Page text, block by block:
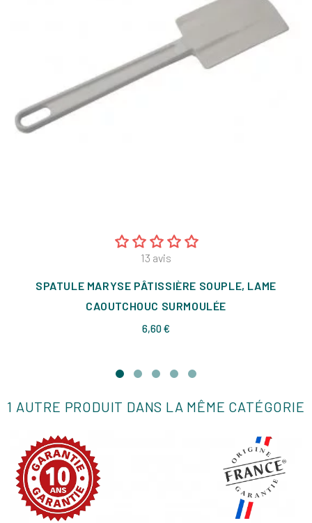
13 avis
SPATULE MARYSE PÂTISSIÈRE SOUPLE, LAME
CAOUTCHOUC SURMOULÉE
6,60 €
1 AUTRE PRODUIT DANS LA MÊME CATÉGORIE